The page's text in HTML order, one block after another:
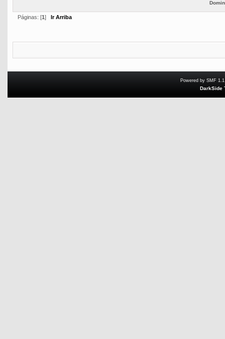
Páginas: [1 ] Ir Arriba
Powered by SMF
DarkSide